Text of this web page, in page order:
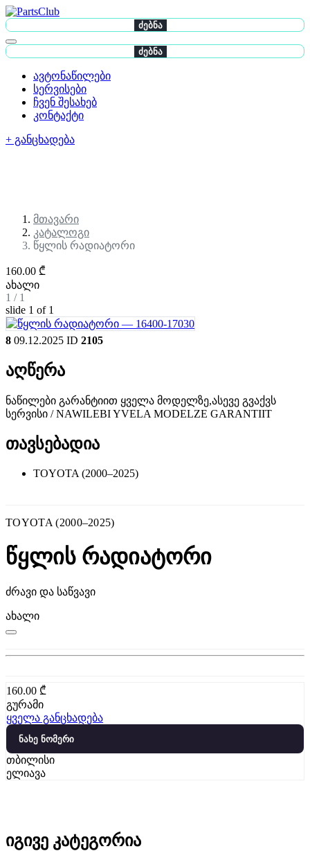
ძებნა
ძებნა
ავტონაწილები
სერვისები
ჩვენ შესახებ
კონტაქტი
+ განცხადება
მთავარი
კატალოგი
წყლის რადიატორი
160.00 ₾
ახალი
1 / 1
slide 1 of 1
8 09.12.2025 ID 2105
აღწერა
ნაწილები გარანტიით ყველა მოდელზე,ასევე გვაქვს
სერვისი / NAWILEBI YVELA MODELZE GARANTIIT
თავსებადია
TOYOTA (2000–2025)
TOYOTA (2000–2025)
წყლის რადიატორი
ძრავი და საწვავი
ახალი
160.00 ₾
გურამი
ყველა განცხადება
ნახე ნომერი
თბილისი
ელიავა
იგივე კატეგორია